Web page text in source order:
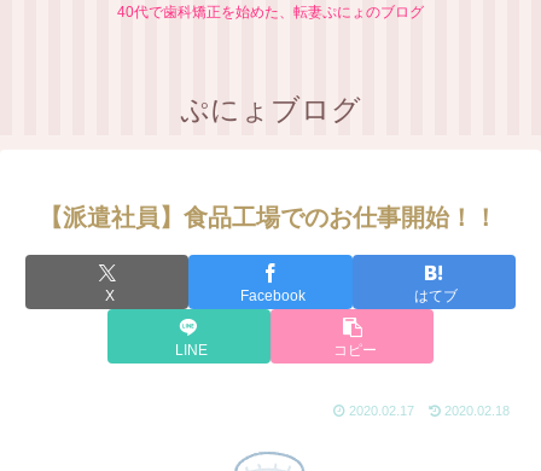
40代で歯科矯正を始めた、転妻ぷにょのブログ
ぷにょブログ
【派遣社員】食品工場でのお仕事開始！！
X Facebook はてブ
LINE コピー
2020.02.17 2020.02.18